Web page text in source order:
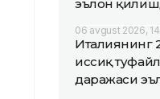
эълон
06 avgust 2026,
Италиянинг
иссиқ
даражаси